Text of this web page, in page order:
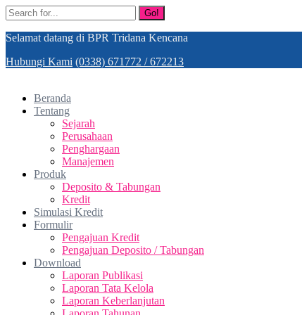
Go!
Selamat datang di BPR Tridana Kencana
Hubungi Kami (0338) 671772 / 672213
Beranda
Tentang
Sejarah
Perusahaan
Penghargaan
Manajemen
Produk
Deposito & Tabungan
Kredit
Simulasi Kredit
Formulir
Pengajuan Kredit
Pengajuan Deposito / Tabungan
Download
Laporan Publikasi
Laporan Tata Kelola
Laporan Keberlanjutan